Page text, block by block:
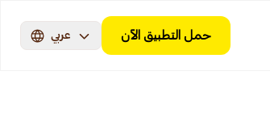
حمل التطبيق الآن عربي